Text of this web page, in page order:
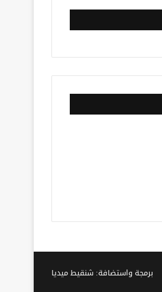
برمجة واستضافة: شنقيط ميديا